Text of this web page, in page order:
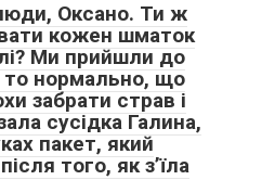
Оксано. Ти ж
кожен шматок
Ми прийшли до
то нормально, що
забрати страв і
сусідка Галина,
пакет, який
того, як з’їла